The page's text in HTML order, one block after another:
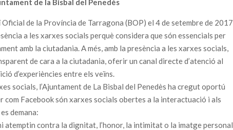
de la Bisbal del Penedès
de la Província de Tarragona (BOP) el 4 de setembre de 2017
a les xarxes socials perquè considera que són essencials per
amb la ciutadania. A més, amb la presència a les xarxes socials,
de cara a la ciutadania, oferir un canal directe d’atenció al
d’experiències entre els veïns.
socials, l’Ajuntament de La Bisbal del Penedès ha cregut oportú
Facebook són xarxes socials obertes a la interactuació i als
demana:
atemptin contra la dignitat, l’honor, la intimitat o la imatge personal